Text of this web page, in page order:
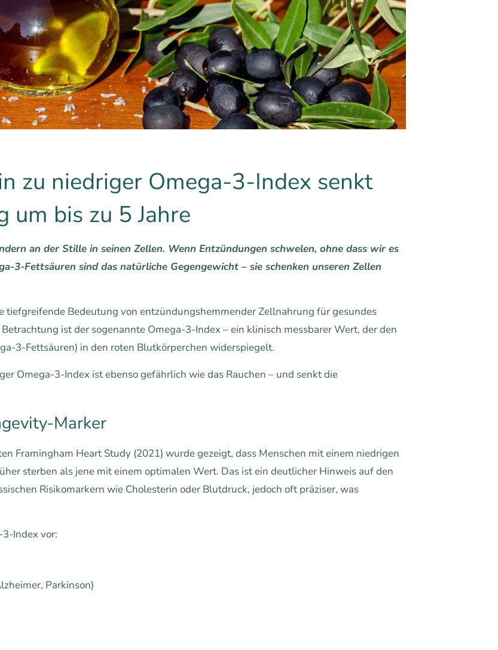
zu niedriger Omega-3-Index senkt
um bis zu 5 Jahre
an der Stille in seinen Zellen. Wenn Entzündungen schwelen, ohne dass wir es
3-Fettsäuren sind das natürliche Gegengewicht – sie schenken unseren Zellen
tiefgreifende Bedeutung von entzündungshemmender Zellnahrung für gesundes
ist der sogenannte Omega-3-Index – ein klinisch messbarer Wert, der den
3-Fettsäuren) in den roten Blutkörperchen widerspiegelt.
Omega-3-Index ist ebenso gefährlich wie das Rauchen – und senkt die
Marker
Framingham Heart Study (2021) wurde gezeigt, dass Menschen mit einem niedrigen
sterben als jene mit einem optimalen Wert. Das ist ein deutlicher Hinweis auf den
Risikomarkern wie Cholesterin oder Blutdruck, jedoch oft präziser, was
Index vor:
Parkinson)